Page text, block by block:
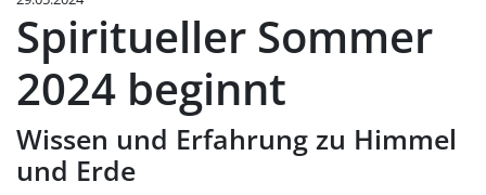
Spiritueller Sommer
2024 beginnt
Wissen und Erfahrung zu Himmel
und Erde